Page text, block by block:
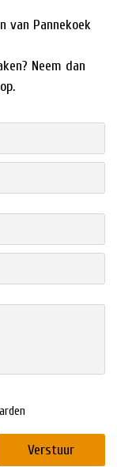
van Pannekoek
Neem dan
Verstuur